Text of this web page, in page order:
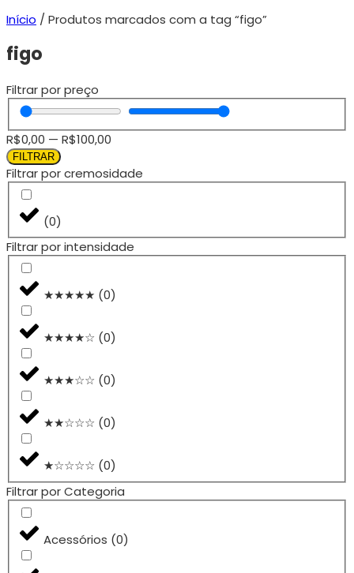
Início / Produtos marcados com a tag “figo”
figo
Filtrar por preço
R$0,00 — R$100,00
FILTRAR
Filtrar por cremosidade
(0)
Filtrar por intensidade
★★★★★ (0)
★★★★☆ (0)
★★★☆☆ (0)
★★☆☆☆ (0)
★☆☆☆☆ (0)
Filtrar por Categoria
Acessórios (0)